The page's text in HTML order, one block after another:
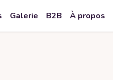
Galerie B2B À propos